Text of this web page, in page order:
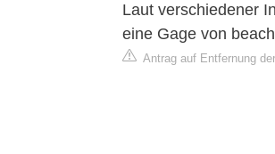
Laut verschiedener
eine Gage von
Antrag auf Entfernung